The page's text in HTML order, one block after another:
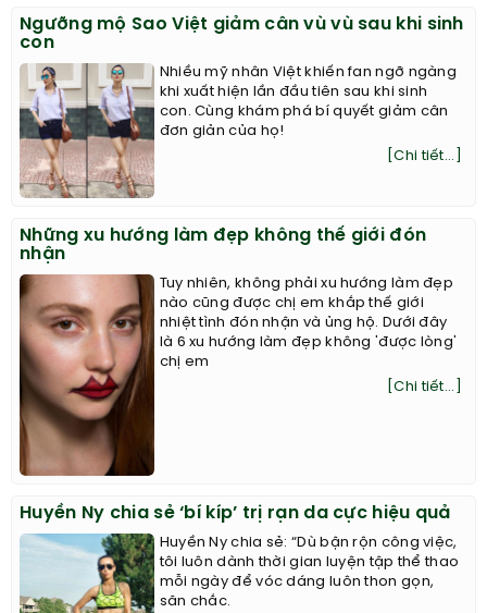
Ngưỡng mộ Sao Việt giảm cân vù vù sau khi sinh
con
Nhiều mỹ nhân Việt khiến fan ngỡ ngàng
khi xuất hiện lần đầu tiên sau khi sinh
con. Cùng khám phá bí quyết giảm cân
đơn giản của họ!
[Chi tiết...]
Những xu hướng làm đẹp không thế giới đón
nhận
Tuy nhiên, không phải xu hướng làm đẹp
nào cũng được chị em khắp thế giới
nhiệt tình đón nhận và ủng hộ. Dưới đây
là 6 xu hướng làm đẹp không 'được lòng'
chị em
[Chi tiết...]
Huyền Ny chia sẻ ‘bí kíp’ trị rạn da cực hiệu quả
Huyền Ny chia sẻ: “Dù bận rộn công việc,
tôi luôn dành thời gian luyện tập thể thao
mỗi ngày để vóc dáng luôn thon gọn,
săn chắc.